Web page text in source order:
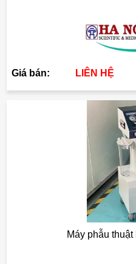
Giá bán: LIÊN HỆ
Máy phẫu